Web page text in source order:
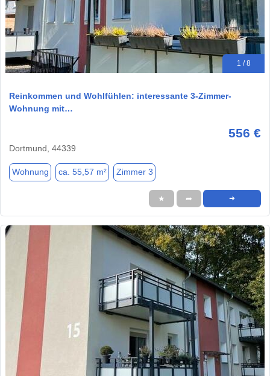
1 / 8
Reinkommen und Wohlfühlen: interessante 3-Zimmer-
Wohnung mit…
556 €
Dortmund, 44339
Wohnung ca. 55,57 m² Zimmer 3
★ ➦ ➜